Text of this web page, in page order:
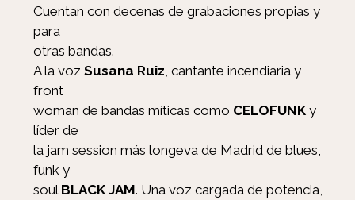
Cuentan con decenas de grabaciones propias y
para
otras bandas.
A la voz Susana Ruiz , cantante incendiaria y
front
woman de bandas míticas como CELOFUNK y
líder de
la jam session más longeva de Madrid de blues,
funk y
soul BLACK JAM. Una voz cargada de potencia,